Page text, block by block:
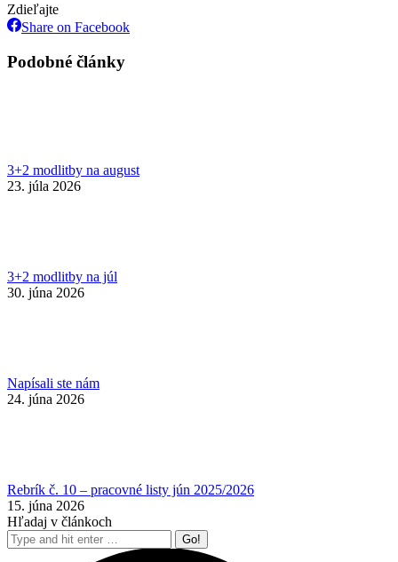
Zdieľajte
Share on FacebookShare
Podobné články
3+2 modlitby na august
23. júla 2026
3+2 modlitby na júl
30. júna 2026
Napísali ste nám
24. júna 2026
Rebrík č. 10 – pracovné listy jún 2025/2026
15. júna 2026
Hľadaj v článkoch
Search: